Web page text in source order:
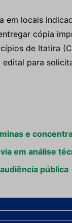
em locais
cópia
de Itatira
para
e
em análise
pública